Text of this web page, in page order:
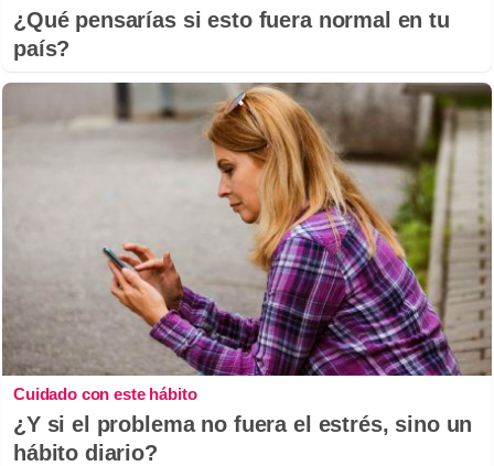
¿Qué pensarías si esto fuera normal en tu
país?
Cuidado con este hábito
¿Y si el problema no fuera el estrés, sino un
hábito diario?